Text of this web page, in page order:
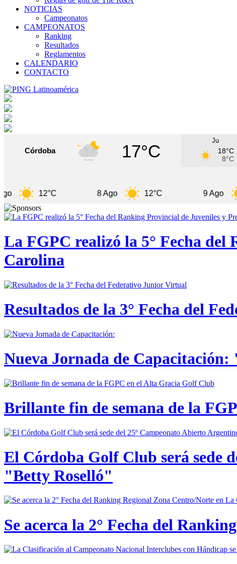
NOTICIAS
Campeonatos
CAMPEONATOS
Ranking
Resultados
Reglamentos
CALENDARIO
CONTACTO
Córdoba 17°C
Ju
18°C
8°C
12°C 12°C 11°C
La FGPC realizó la 5° Fecha del
Carolina
Resultados de la 3° Fecha del
Nueva Jornada de
Brillante fin de semana de la
El Córdoba Golf Club será sede
"Betty Roselló"
Se acerca la 2° Fecha del